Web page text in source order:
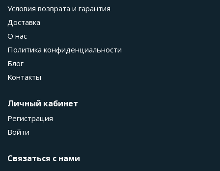
Условия возврата и гарантия
Доставка
О нас
Политика конфиденциальности
Блог
Контакты
Личный кабинет
Регистрация
Войти
Связаться с нами